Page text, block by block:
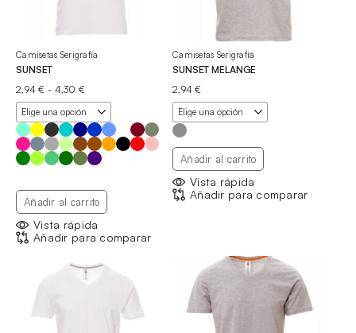
Camisetas Serigrafía
SUNSET
2,94€ - 4,30 €
de
precios:
desde
2,94 €
hasta
4,30 €
Añadir al carrito
Vista rápida
Añadir para comparar
Camisetas Serigrafía
SUNSET MELANGE
2,94€
Añadir al carrito
Vista rápida
Añadir para comparar